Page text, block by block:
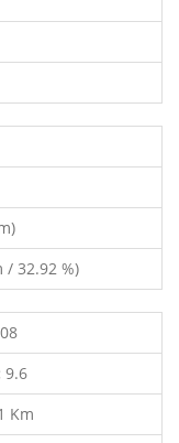
32.92 %)
9.6
Km